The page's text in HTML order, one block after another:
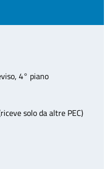
4° piano
solo da altre PEC)